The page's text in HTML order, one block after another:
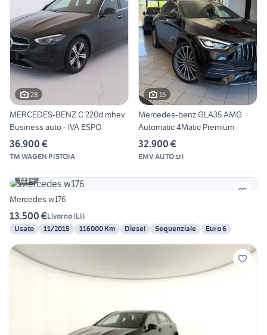
28
MERCEDES-BENZ C 220d mhev
Business auto - IVA ESPO
36.900 €
TM WAGEN PISTOIA
15
Mercedes-benz GLA35 AMG
Automatic 4Matic Premium
32.900 €
EMV AUTO srl
4
Mercedes w176
13.500 €Livorno(LI)
Usato
11/2015 116000 Km Diesel Sequenziale Euro 6